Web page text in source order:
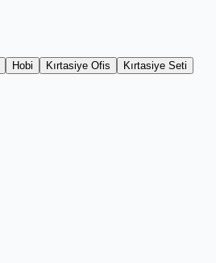
Hobi Kırtasiye Ofis
Kırtasiye Seti